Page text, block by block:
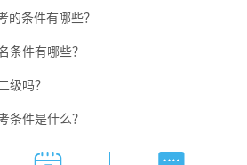
的条件有哪些？
条件有哪些？
级吗？
条件是什么？